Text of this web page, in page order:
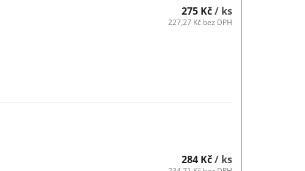
275 Kč/ ks
227,27 Kč bez DPH
284 Kč/ ks